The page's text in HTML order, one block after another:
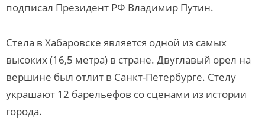
подписал Президент РФ Владимир Путин.
Стела в Хабаровске является одной из самых
высоких (16,5 метра) в стране. Двуглавый орел на
вершине был отлит в Санкт-Петербурге. Стелу
украшают 12 барельефов со сценами из истории
города.